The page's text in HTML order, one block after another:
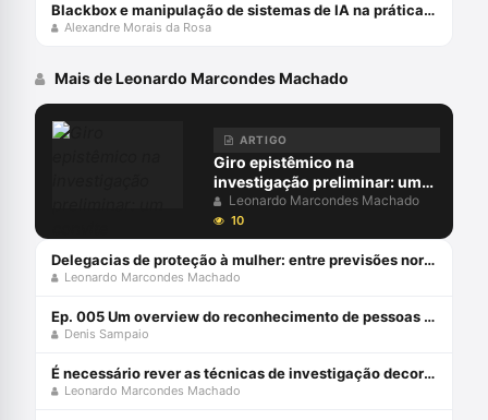
Blackbox e manipulação de sistemas de IA na prática forense
Alexandre Morais da Rosa
Mais de Leonardo Marcondes Machado
ARTIGO
Giro epistêmico na
investigação preliminar: um
convite alternativo
Leonardo Marcondes Machado
10
Delegacias de proteção à mulher: entre previsões normativas e dilemas concretos
Leonardo Marcondes Machado
Ep. 005 Um overview do reconhecimento de pessoas no Brasil
Denis Sampaio
É necessário rever as técnicas de investigação decorrentes da memória humana
Leonardo Marcondes Machado